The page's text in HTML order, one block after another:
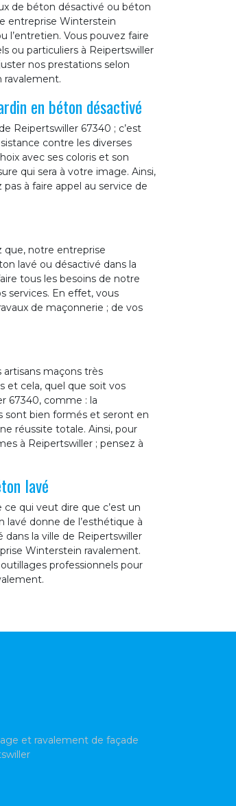
de béton désactivé ou béton
entreprise Winterstein
l’entretien. Vous pouvez faire
ou particuliers à Reipertswiller
nos prestations selon
ravalement.
en béton désactivé
Reipertswiller 67340 ; c’est
contre les diverses
avec ses coloris et son
qui sera à votre image. Ainsi,
à faire appel au service de
que, notre entreprise
lavé ou désactivé dans la
tous les besoins de notre
services. En effet, vous
de maçonnerie ; de vos
maçons très
et cela, quel que soit vos
67340, comme : la
sont bien formés et seront en
réussite totale. Ainsi, pour
à Reipertswiller ; pensez à
lavé
qui veut dire que c’est un
lavé donne de l’esthétique à
la ville de Reipertswiller
Winterstein ravalement.
professionnels pour
et ravalement de façade